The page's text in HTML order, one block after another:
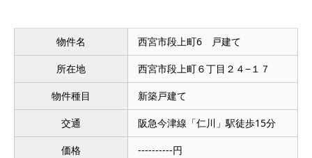
物件名 西宮市段上町6 戸建て
所在地 西宮市段上町６丁目２４−１７
物件種目 新築戸建て
交通 阪急今津線「仁川」駅徒歩15分
価格 ----------円